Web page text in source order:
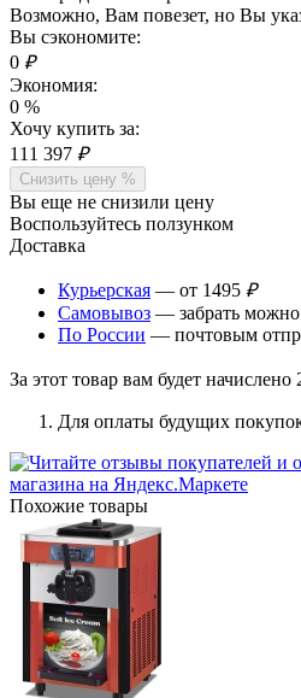
Возможно, Вам повезет, но Вы
Вы сэкономите:
0 ₽
Экономия:
0 %
Хочу купить за:
111 397 ₽
Снизить цену %
Вы еще не снизили цену
Воспользуйтесь ползунком
Доставка
Курьерская — от 1495 ₽
Самовывоз — забрать можно
По России — почтовым
За этот товар вам будет начислено
Для оплаты будущих
Похожие товары